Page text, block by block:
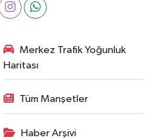
Merkez Trafik Yoğunluk
Haritası
Tüm Manşetler
Haber Arşivi